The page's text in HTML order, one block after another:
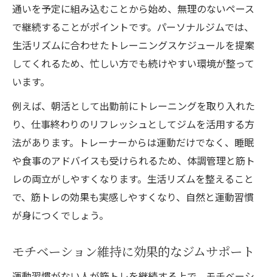
通いを予定に組み込むことから始め、無理のないペース
で継続することがポイントです。パーソナルジムでは、
生活リズムに合わせたトレーニングスケジュールを提案
してくれるため、忙しい方でも続けやすい環境が整って
います。
例えば、朝活として出勤前にトレーニングを取り入れた
り、仕事終わりのリフレッシュとしてジムを活用する方
法があります。トレーナーからは運動だけでなく、睡眠
や食事のアドバイスも受けられるため、体調管理と筋ト
レの両立がしやすくなります。生活リズムを整えること
で、筋トレの効果も実感しやすくなり、自然と運動習慣
が身につくでしょう。
モチベーション維持に効果的なジムサポート